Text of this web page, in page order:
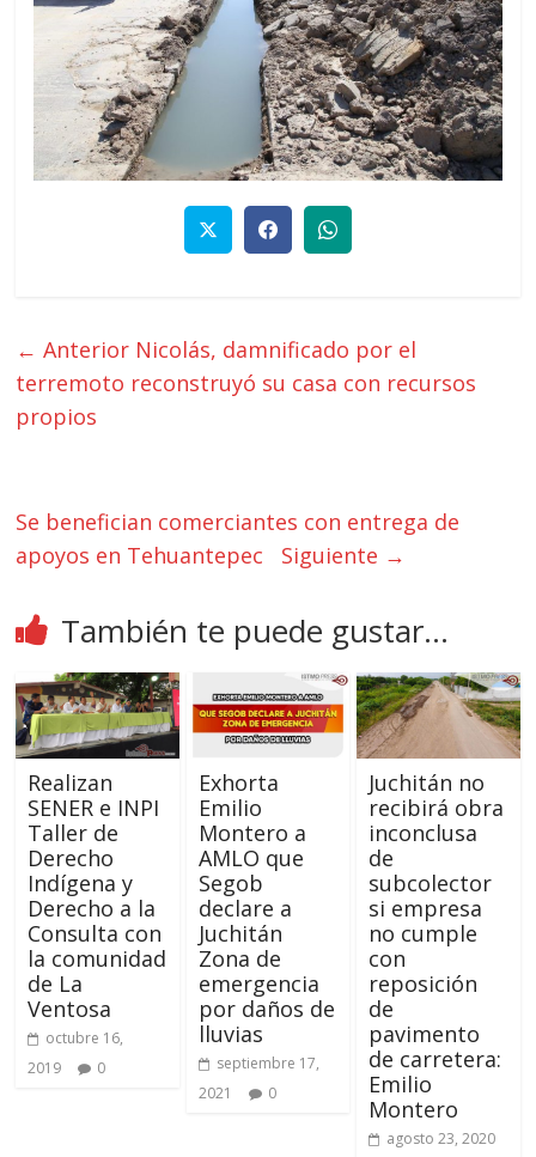
← Anterior Nicolás, damnificado por el
terremoto reconstruyó su casa con recursos
propios
Se benefician comerciantes con entrega de
apoyos en Tehuantepec Siguiente →
También te puede gustar...
Realizan
SENER e INPI
Taller de
Derecho
Indígena y
Derecho a la
Consulta con
la comunidad
de La
Ventosa
octubre 16,
2019
0
Exhorta
Emilio
Montero a
AMLO que
Segob
declare a
Juchitán
Zona de
emergencia
por daños de
lluvias
septiembre 17,
2021
0
Juchitán no
recibirá obra
inconclusa
de
subcolector
si empresa
no cumple
con
reposición
de
pavimento
de carretera:
Emilio
Montero
agosto 23, 2020